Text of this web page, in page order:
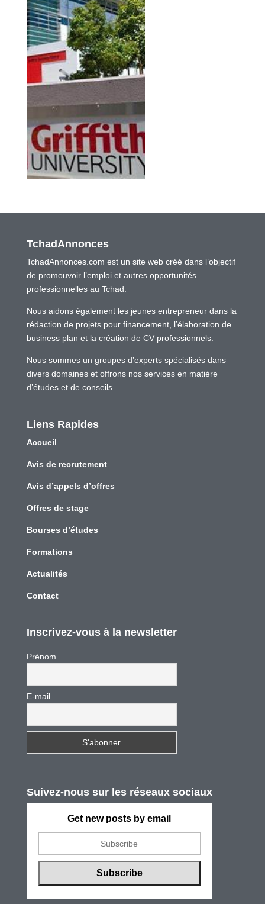
TchadAnnonces
TchadAnnonces.com est un site web créé dans l’objectif
de promouvoir l’emploi et autres opportunités
professionnelles au Tchad.
Nous aidons également les jeunes entrepreneur dans la
rédaction de projets pour financement, l’élaboration de
business plan et la création de CV professionnels.
Nous sommes un groupes d’experts spécialisés dans
divers domaines et offrons nos services en matière
d’études et de conseils
Liens Rapides
Accueil
Avis de recrutement
Avis d’appels d’offres
Offres de stage
Bourses d’études
Formations
Actualités
Contact
Inscrivez-vous à la newsletter
Prénom
E-mail
Suivez-nous sur les réseaux sociaux
Get new posts by email